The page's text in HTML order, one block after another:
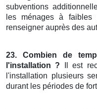
subventions
les ménages à
renseigner auprès des
23. Combien de
l'installation ? Il est
l'installation plusieurs
durant les périodes de